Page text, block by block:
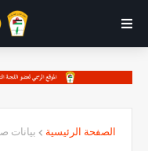
الصفحة الرئيسية بيانات